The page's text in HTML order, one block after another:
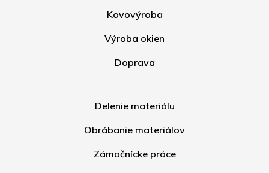
Kovovýroba
Výroba okien
Doprava
Delenie materiálu
Obrábanie materiálov
Zámočnícke práce